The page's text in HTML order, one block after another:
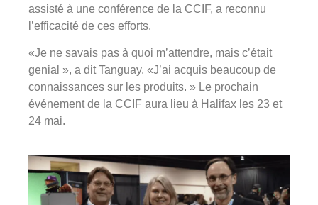
assisté à une conférence de la CCIF, a reconnu
l’efficacité de ces efforts.
«Je ne savais pas à quoi m’attendre, mais c’était
genial », a dit Tanguay. «J’ai acquis beaucoup de
connaissances sur les produits. » Le prochain
événement de la CCIF aura lieu à Halifax les 23 et
24 mai.